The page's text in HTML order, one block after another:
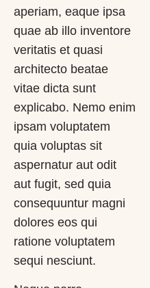
aperiam, eaque ipsa
quae ab illo inventore
veritatis et quasi
architecto beatae
vitae dicta sunt
explicabo. Nemo enim
ipsam voluptatem
quia voluptas sit
aspernatur aut odit
aut fugit, sed quia
consequuntur magni
dolores eos qui
ratione voluptatem
sequi nesciunt.